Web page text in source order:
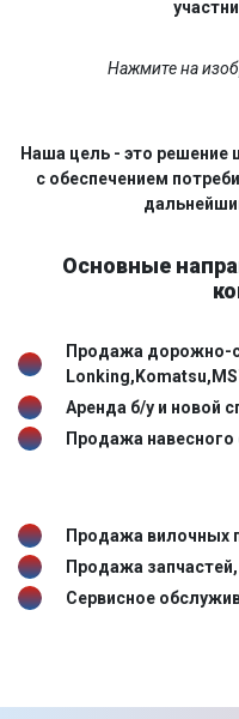
Нажмите на
Наша цель - это решение
с обеспечением
Основные
Продажа дорожно-
Аренда б/у и новой
Продажа навесного
Продажа вилочных
Продажа
Сервисное